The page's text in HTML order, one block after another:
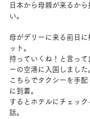
日本から母親が来るか
い。
母がデリーに来る前日
ット。
持っていくね！と言って
ーの空港に入国しました
こちらでタクシーを手
に到着。
するとホテルにチェッ
話。